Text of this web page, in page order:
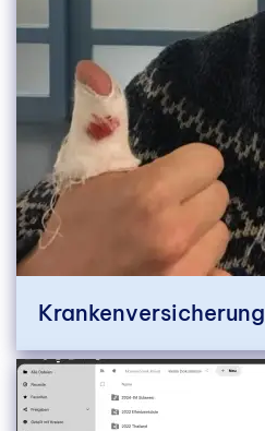
Krankenversicherung